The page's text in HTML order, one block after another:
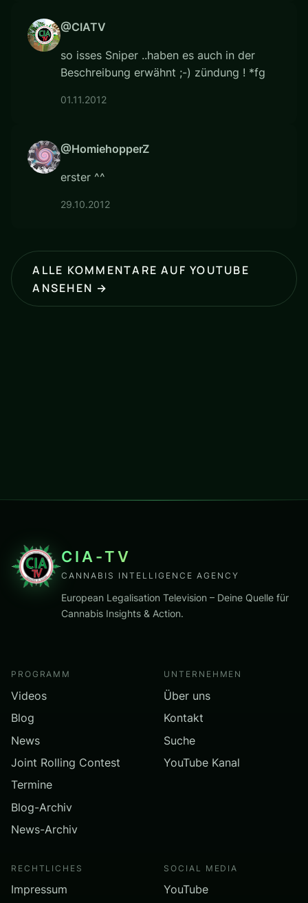
@CIATV
so isses Sniper ..haben es auch in der
Beschreibung erwähnt ;-) zündung ! *fg
01.11.2012
@HomiehopperZ
erster ^^
29.10.2012
ALLE KOMMENTARE AUF YOUTUBE
ANSEHEN →
CIA-TV
CANNABIS INTELLIGENCE AGENCY
European Legalisation Television – Deine Quelle für
Cannabis Insights & Action.
PROGRAMM
Videos
Blog
News
Joint Rolling Contest
Termine
Blog-Archiv
News-Archiv
UNTERNEHMEN
Über uns
Kontakt
Suche
YouTube Kanal
RECHTLICHES
Impressum
SOCIAL MEDIA
YouTube